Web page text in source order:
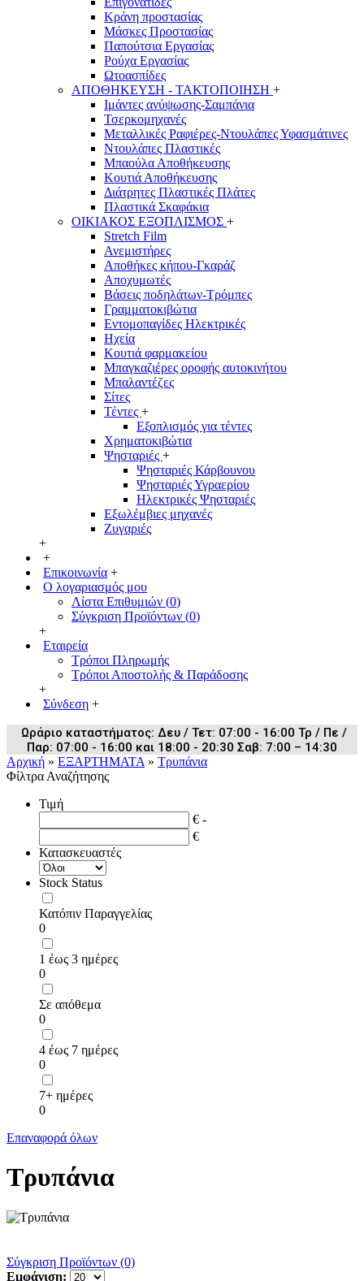
Κράνη προστασίας
Μάσκες Προστασίας
Παπούτσια Εργασίας
Ρούχα Εργασίας
Ωτοασπίδες
ΑΠΟΘΗΚΕΥΣΗ - ΤΑΚΤΟΠΟΙΗΣΗ +
Ιμάντες ανύψωσης-Σαμπάνια
Τσερκομηχανές
Μεταλλικές Ραφιέρες-Ντουλάπες Υφασμάτινες
Ντουλάπες Πλαστικές
Μπαούλα Αποθήκευσης
Κουτιά Αποθήκευσης
Διάτρητες Πλαστικές Πλάτες
Πλαστικά Σκαφάκια
ΟΙΚΙΑΚΟΣ ΕΞΟΠΛΙΣΜΟΣ +
Stretch Film
Ανεμιστήρες
Αποθήκες κήπου-Γκαράζ
Αποχυμωτές
Βάσεις ποδηλάτων-Τρόμπες
Γραμματοκιβώτια
Εντομοπαγίδες Ηλεκτρικές
Ηχεία
Κουτιά φαρμακείου
Μπαγκαζιέρες οροφής αυτοκινήτου
Μπαλαντέζες
Σίτες
Τέντες +
Εξοπλισμός για τέντες
Χρηματοκιβώτια
Ψησταριές +
Ψησταριές Κάρβουνου
Ψησταριές Υγραερίου
Ηλεκτρικές Ψησταριές
Εξωλέμβιες μηχανές
Ζυγαριές
+
+
Επικοινωνία +
Ο λογαριασμός μου
Λίστα Επιθυμιών (0)
Σύγκριση Προϊόντων (0)
+
Εταιρεία
Τρόποι Πληρωμής
Τρόποι Αποστολής & Παράδοσης
+
Σύνδεση +
Ωράριο καταστήματος: Δευ / Τετ: 07:00 - 16:00 Τρ / Πε /
Παρ: 07:00 - 16:00 και 18:00 - 20:30 Σαβ: 7:00 – 14:30
Αρχική » ΕΞΑΡΤΗΜΑΤΑ » Τρυπάνια
Φίλτρα Αναζήτησης
Τιμή
€ -
€
Κατασκευαστές
Stock Status
Κατόπιν Παραγγελίας
0
1 έως 3 ημέρες
0
Σε απόθεμα
0
4 έως 7 ημέρες
0
7+ ημέρες
0
Επαναφορά όλων
Τρυπάνια
Σύγκριση Προϊόντων (0)
Εμφάνιση: